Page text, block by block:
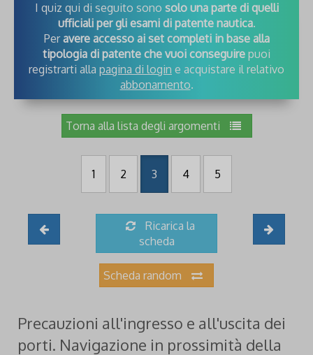
I quiz qui di seguito sono solo una parte di quelli
ufficiali per gli esami di patente nautica.
Peravere accesso ai set completi in base alla
tipologia di patente che vuoi conseguire puoi
registrarti alla pagina di login e acquistare il relativo
abbonamento.
Torna alla lista degli argomenti
1 2 3 4 5
Ricarica la
scheda
Scheda random
Precauzioni all'ingresso e all'uscita dei
porti. Navigazione in prossimità della